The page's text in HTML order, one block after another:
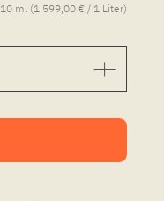
10 ml (1.599,00 € / 1 Liter)